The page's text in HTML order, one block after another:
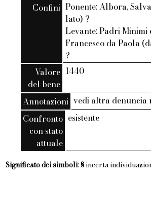
Confini Ponente: Albora,
lato) ?
Levante: Padri Minimi
Francesco da Paola
?
Valore
del bene
1440
Annotazioni vedi altra denuncia
Confronto
con stato
attuale
esistente
Significato dei simboli: §incerta